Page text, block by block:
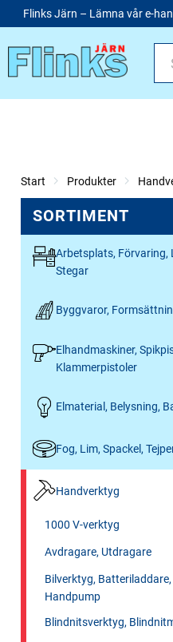
Flinks Järn – Lämna vår e-
Start Produkter
SORTIMENT
Arbetsplats, Förvaring,
Stegar
Byggvaror,
Elhandmaskiner,
Klammerpistoler
Elmaterial, Belysning,
Fog, Lim, Spackel,
Handverktyg
1000 V-verktyg
Avdragare, Utdragare
Bilverktyg,
Handpump
Blindnitsverktyg,